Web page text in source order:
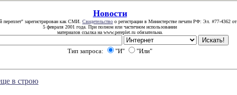
Новости
переплет" зарегистрирован как СМИ. Свидетельство о регистрации в Министерстве печати РФ: Эл. #77-4362 от
5 февраля 2001 года. При полном или частичном использовании
материалов ссылка на www.pereplet.ru обязательна.
Тип запроса: "И" "Или"
в строю